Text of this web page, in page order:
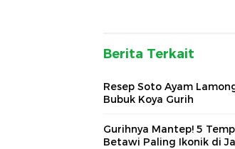
Berita Terkait
Resep Soto Ayam
Bubuk Koya Gurih
Gurihnya Mantep! 5
Betawi Paling Ikonik di